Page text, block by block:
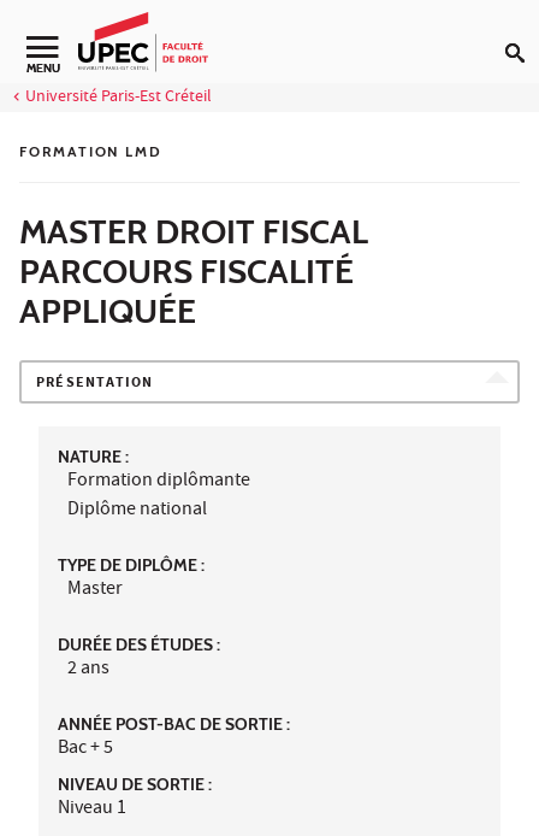
Aller au contenu
Navigation secondaire
MENU
Université Paris-Est Créteil
FORMATION LMD
MASTER DROIT FISCAL
PARCOURS FISCALITÉ
APPLIQUÉE
PRÉSENTATION
NATURE :
Formation diplômante
Diplôme national
TYPE DE DIPLÔME :
Master
DURÉE DES ÉTUDES :
2 ans
ANNÉE POST-BAC DE SORTIE :
Bac + 5
NIVEAU DE SORTIE :
Niveau 1